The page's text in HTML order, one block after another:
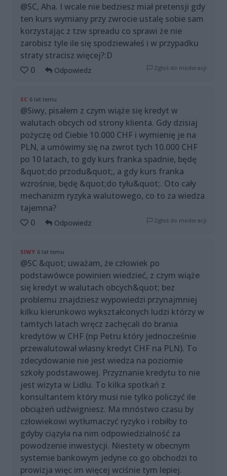
@SC, Aha. I wcale nie bedziesz miał pretensji gdy
ten kurs wymiany przy zwrocie ustalę sobie sam
korzystając z tzw spreadu co sprawi że nie
zarobisz tyle ile się spodziewałeś i w przypadku
straty stracisz więcej?:D
0
Odpowiedz Zgłoś do moderacji
SC 6 lat temu
@Siwy, pisałem z czym wiąże się kredyt w
walutach obcych od strony klienta. Gdy dzisiaj
pożyczę od Ciebie 10.000 CHF i wymienię je na
PLN, a umówimy się na zwrot tych 10.000 CHF
po 10 latach, to gdy kurs franka spadnie, będę
&quot;do przodu&quot;, a gdy kurs franka
wzrośnie, będę &quot;do tyłu&quot;. Oto cały
mechanizm ryzyka walutowego, co to za wiedza
tajemna?
0
Odpowiedz Zgłoś do moderacji
SIWY 6 lat temu
@SC &quot; uważam, że człowiek po
podstawówce powinien wiedzieć, z czym wiąże
się kredyt w walutach obcych&quot; bez
problemu znajdziesz wypowiedzi przynajmniej
kilku kierunkowo wykształconych ludzi którzy w
tamtych latach wręcz zachęcali do brania
kredytów w CHF (np Petru który jednocześnie
przewalutował własny kredyt CHF na PLN). To
zdecydowanie nie jest wiedza na poziomie
szkoły podstawowej. Przyznanie kredytu to nie
jest wizyta w Lidlu. To kilka spotkań z
konsultantem który musi nie tylko policzyć ile
obciążeń udźwigniesz. Ma mnóstwo czasu by
człowiekowi wytłumaczyć ryzyko i robiłby to
gdyby ciązyła na nim odpowiedzialność za
powodzenie inwestycji. Niestety w obecnym
systemie bankowym jedyne co go obchodzi to
prowizja więc im więcej wciśnie tym lepiej.